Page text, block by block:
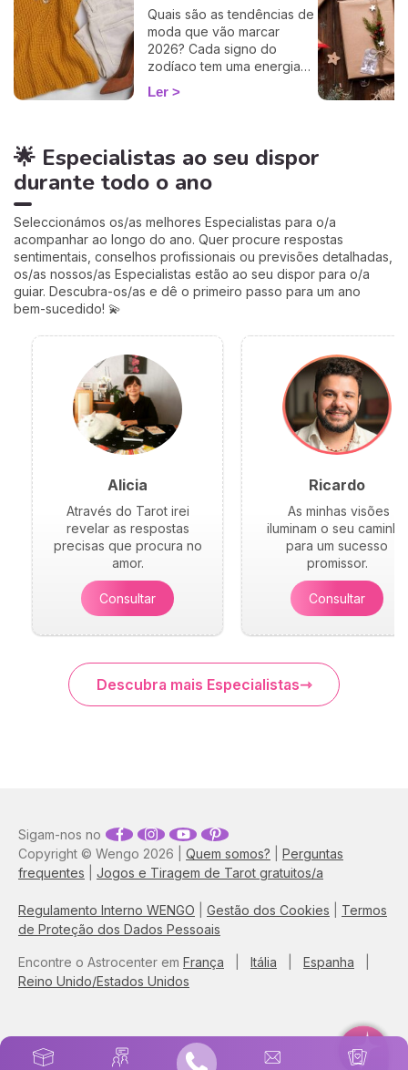
Quais são as tendências de
moda que vão marcar
2026? Cada signo do
zodíaco tem uma energia
única que se reflete no seu
estilo pessoal. Descubra os
essência astrológica do seu
signo!
Ler
🌟 Especialistas ao seu dispor
durante todo o ano
Seleccionámos os/as melhores Especialistas para o/a
acompanhar ao longo do ano. Quer procure respostas
sentimentais, conselhos profissionais ou previsões detalhadas,
os/as nossos/as Especialistas estão ao seu dispor para o/a
guiar. Descubra-os/as e dê o primeiro passo para um ano
bem-sucedido! 💫
Alicia
Através do Tarot irei
revelar as respostas
precisas que procura no
amor.
Consultar
Ricardo
As minhas visões
iluminam o seu caminho
para um sucesso
promissor.
Consultar
Descubra mais Especialistas
Copyright © Wengo 2026 | Quem somos?
Perguntas
frequentes
Jogos e Tiragem de Tarot gratuitos/a
Regulamento Interno WENGO Gestão dos Cookies
Termos
de Proteção dos Dados Pessoais
Sigam-nos no
Encontre o Astrocenter em França Itália Espanha
Reino Unido/Estados Unidos